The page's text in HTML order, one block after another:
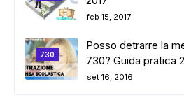
feb 15, 2017
730
Posso detrarre la
730? Guida pratica
set 16, 2016